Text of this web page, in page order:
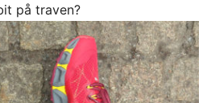
på traven?